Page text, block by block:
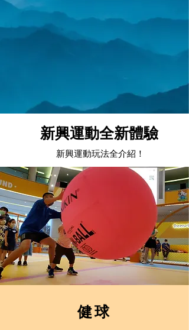
新興運動全新體驗
新興運動玩法全介紹！
​健球